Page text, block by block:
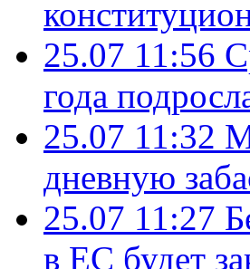
25.07 11:56
года
25.07 11:32
дневную
25.07 11:27
в ЕС будет